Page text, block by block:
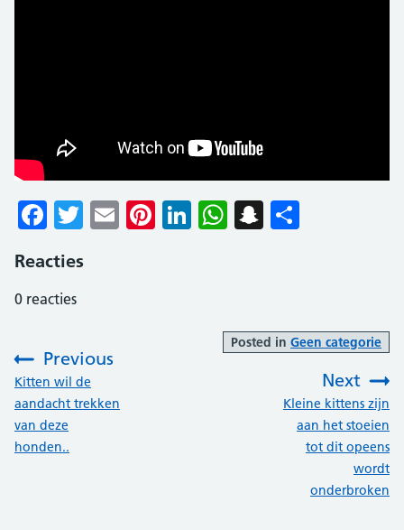
Facebook
Twitter
EmailPinterest
LinkedIn
WhatsApp
Snapchat
Reacties
0 reacties
Posted in Geen categorie
Previous
:Kitten wil de
aandacht trekken
van deze
honden..
Next
Kleine kittens zijn
aan het stoeien
tot dit opeens
wordt
onderbroken